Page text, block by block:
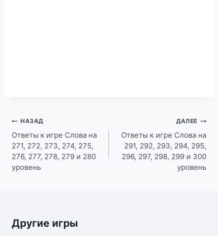
Навигация
по
записям
НАЗАД
Ответы к игре Слова на
271, 272, 273, 274, 275,
276, 277, 278, 279 и 280
уровень
ДАЛЕЕ
Ответы к игре Слова на
291, 292, 293, 294, 295,
296, 297, 298, 299 и 300
уровень
Другие игры